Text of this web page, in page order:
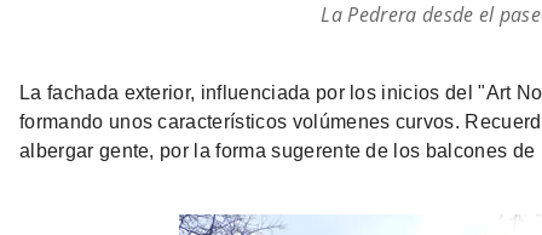
La Pedrera desde el
La fachada exterior, influenciada por los inicios del "Art
formando unos característicos volúmenes curvos.
albergar gente, por la forma sugerente de los balcones